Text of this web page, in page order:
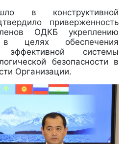
в конструктивной
приверженность
ОДКБ укреплению
в целях обеспечения
системы
безопасности в
Организации.